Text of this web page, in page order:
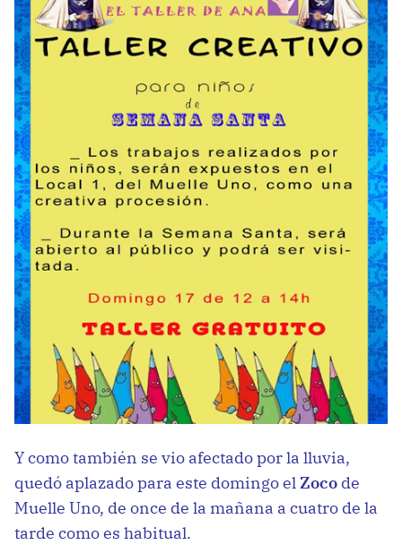
Y como también se vio afectado por la lluvia,
quedó aplazado para este domingo el Zoco de
Muelle Uno, de once de la mañana a cuatro de la
tarde como es habitual.